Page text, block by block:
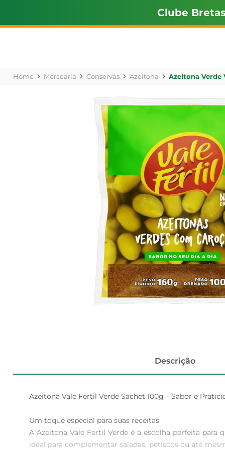
Clube Bretas
Mercearia Conservas Azeitona Azeitona Verde
Descrição
Azeitona Vale Fertil Verde Sachet 100g – Sabor e
Um toque especial para suas receitas
A Azeitona Vale Fertil Verde é a escolha perfeita
ideal para complementar saladas, petiscos ou até